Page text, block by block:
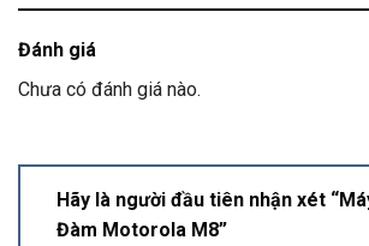
Đánh giá
Chưa có đánh giá nào.
Hãy là người đầu tiên nhận xét
Đàm Motorola M8”